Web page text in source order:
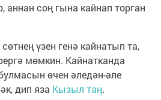
аннан соң гына кайнап торган
үзен генә кайнатып та,
мөмкин. Кайнатканда
өчен әледән-әле
дип яза Кызыл таң.